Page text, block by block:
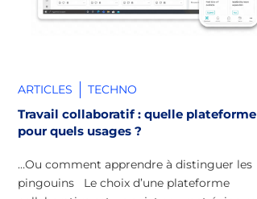
ARTICLES TECHNO
Travail collaboratif : quelle plateforme
pour quels usages ?
…Ou comment apprendre à distinguer les
pingouins Le choix d’une plateforme